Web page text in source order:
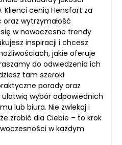
Klienci cenią Hensfort za
wytrzymałość
w nowoczesne trendy
inspiracji i chcesz
jakie oferuje
do odwiedzenia ich
tam szeroki
porady oraz
wybór odpowiednich
lub biura. Nie zwlekaj i
zrobić dla Ciebie – to krok
w każdym